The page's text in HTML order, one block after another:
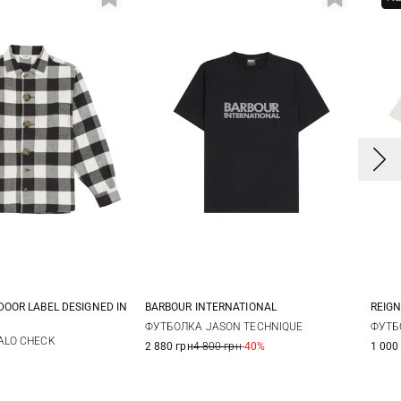
LABEL DESIGNED IN
CHECK
S M L
BARBOUR INTERNATIONAL
ФУТБОЛКА JASON TECHNIQUE
2 880 грн4 800 грн-40%
L
REIGN
1 000